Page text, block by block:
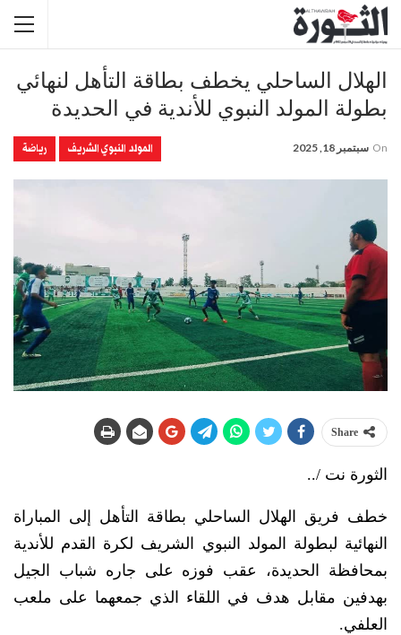
الهلال الساحلي يخطف بطاقة التأهل لنهائي
بطولة المولد النبوي للأندية في الحديدة
المولد النبوي الشريف رياضة On سبتمبر 18, 2025
Share
الثورة نت /..
خطف فريق الهلال الساحلي بطاقة التأهل إلى المباراة
النهائية لبطولة المولد النبوي الشريف لكرة القدم للأندية
بمحافظة الحديدة، عقب فوزه على جاره شباب الجيل
بهدفين مقابل هدف في اللقاء الذي جمعهما على ملعب
العلفي.